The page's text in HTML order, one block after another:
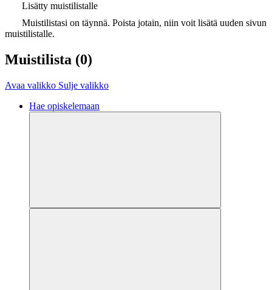
Lisätty muistilistalle
Muistilistasi on täynnä. Poista jotain, niin voit lisätä uuden sivun
muistilistalle.
Muistilista (0)
Avaa valikko Sulje valikko
Hae opiskelemaan